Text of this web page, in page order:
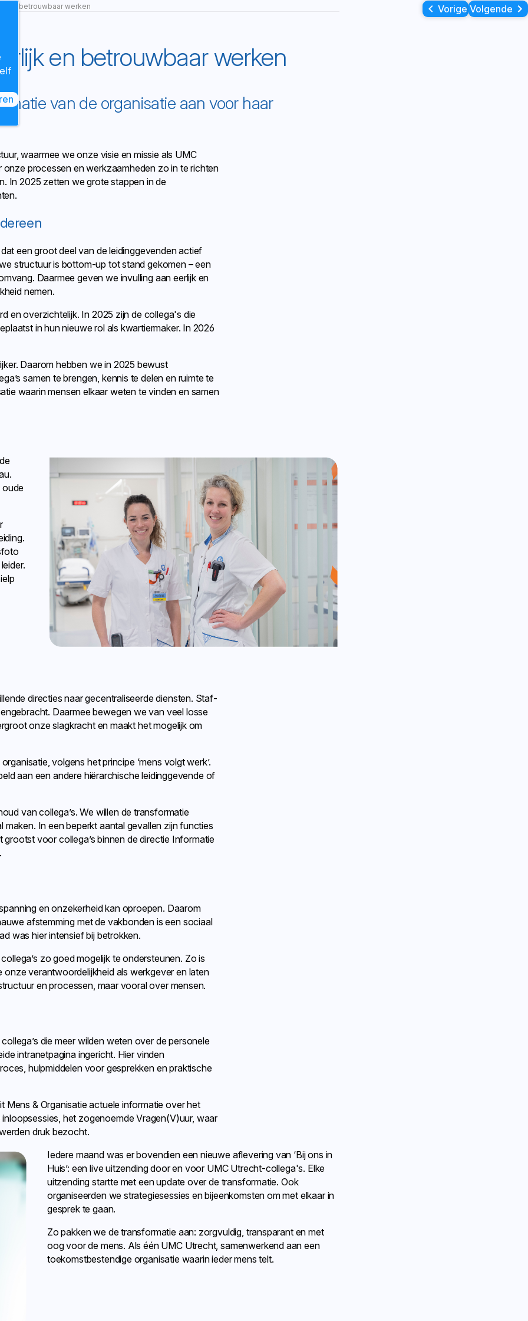
scripts, de pagina zal ververst worden.
en betrouwbaar werken
en betrouwbaar werken
van de organisatie aan voor haar
waarmee we onze visie en missie als UMC
onze processen en werkzaamheden zo in te richten
In 2025 zetten we grote stappen in de
een groot deel van de leidinggevenden actief
structuur is bottom-up tot stand gekomen – een
Daarmee geven we invulling aan eerlijk en
nemen.
en overzichtelijk. In 2025 zijn de collega's die
in hun nieuwe rol als kwartiermaker. In 2026
Daarom hebben we in 2025 bewust
samen te brengen, kennis te delen en ruimte te
waarin mensen elkaar weten te vinden en samen
oude
directies naar gecentraliseerde diensten. Staf-
Daarmee bewegen we van veel losse
onze slagkracht en maakt het mogelijk om
volgens het principe ‘mens volgt werk’.
aan een andere hiërarchische leidinggevende of
van collega’s. We willen de transformatie
maken. In een beperkt aantal gevallen zijn functies
grootst voor collega’s binnen de directie Informatie
en onzekerheid kan oproepen. Daarom
afstemming met de vakbonden is een sociaal
was hier intensief bij betrokken.
zo goed mogelijk te ondersteunen. Zo is
onze verantwoordelijkheid als werkgever en laten
en processen, maar vooral over mensen.
die meer wilden weten over de personele
intranetpagina ingericht. Hier vinden
hulpmiddelen voor gesprekken en praktische
Mens & Organisatie actuele informatie over het
het zogenoemde Vragen(V)uur, waar
druk bezocht.
Iedere maand was er bovendien een nieuwe aflevering van ‘Bij ons in
Huis’: een live uitzending door en voor UMC Utrecht-collega's. Elke
uitzending startte met een update over de transformatie. Ook
organiseerden we strategiesessies en bijeenkomsten om met elkaar in
gesprek te gaan.
Zo pakken we de transformatie aan: zorgvuldig, transparant en met
oog voor de mens. Als één UMC Utrecht, samenwerkend aan een
toekomstbestendige organisatie waarin ieder mens telt.
Vorige Volgende